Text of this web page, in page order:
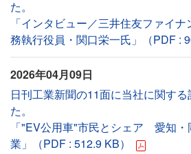
た。
「インタビュー／三井住友ファイ
務執行役員・関口栄一氏」（PDF :
2026年04月09日
日刊工業新聞の11面に当社に関す
た。
「"EV公用車"市民とシェア 愛知
業」（PDF : 512.9 KB）